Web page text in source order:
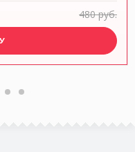
480 руб.